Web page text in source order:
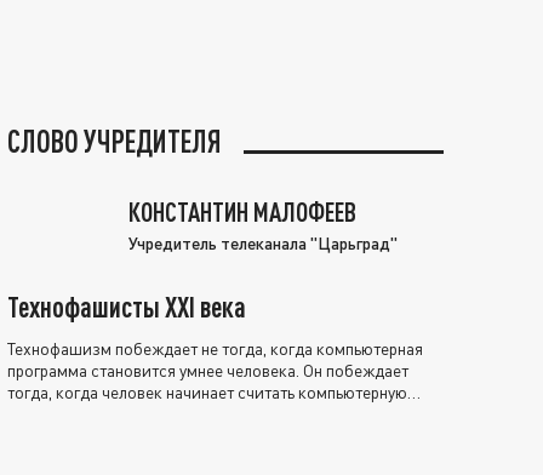
СЛОВО УЧРЕДИТЕЛЯ
КОНСТАНТИН МАЛОФЕЕВ
Учредитель телеканала "Царьград"
Технофашисты XXI века
Технофашизм побеждает не тогда, когда компьютерная
программа становится умнее человека. Он побеждает
тогда, когда человек начинает считать компьютерную